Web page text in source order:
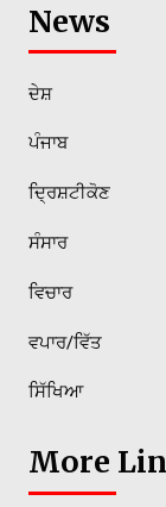
News
ਦੇਸ਼
ਪੰਜਾਬ
ਦ੍ਰਿਸ਼ਟੀਕੋਣ
ਸੰਸਾਰ
ਵਿਚਾਰ
ਵਪਾਰ/ਵਿੱਤ
ਸਿੱਖਿਆ
More